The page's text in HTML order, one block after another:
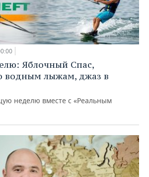
Яблочный Спас,
водным лыжам, джаз в
неделю вместе с «Реальным